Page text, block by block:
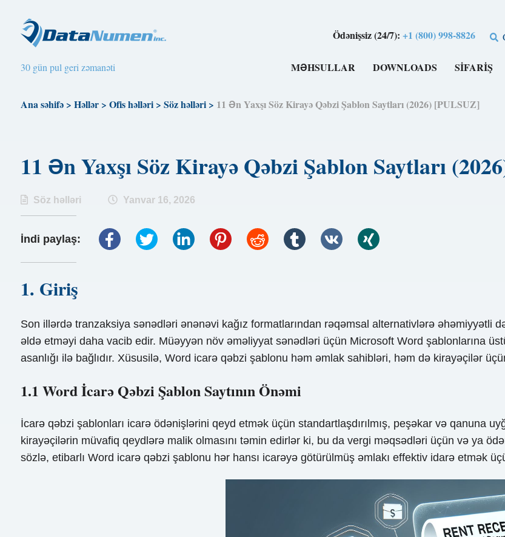
Ödənişsiz (24/7):+1 (800) 998-8826
30 gün pul geri zəmanəti MƏHSULLAR DOWNLOADS SIFARIŞ
Ana səhifə> Həllər> Ofis həlləri> Söz həlləri> 11 Ən Yaxşı Söz Kirayə Qəbzi Şablon Saytları (2026) [PULSUZ]
11 Ən Yaxşı Söz Kirayə Qəbzi Şablon Saytları
Söz həlləri Yanvar 16, 2026
İndi paylaş:
1. Giriş
Son illərdə tranzaksiya sənədləri ənənəvi kağız formatlarından rəqəmsal alternativlərə əhəmiyyətli
əldə etməyi daha vacib edir. Müəyyən növ əməliyyat sənədləri üçün Microsoft Word şablonlarına
asanlığı ilə bağlıdır. Xüsusilə, Word icarə qəbzi şablonu həm əmlak sahibləri, həm də kirayəçilər
1.1 Word İcarə Qəbzi Şablon Saytının Önəmi
İcarə qəbzi şablonları icarə ödənişlərini qeyd etmək üçün standartlaşdırılmış, peşəkar və qanuna
kirayəçilərin müvafiq qeydlərə malik olmasını təmin edirlər ki, bu da vergi məqsədləri üçün və ya
sözlə, etibarlı Word icarə qəbzi şablonu hər hansı icarəyə götürülmüş əmlakı effektiv idarə etmək